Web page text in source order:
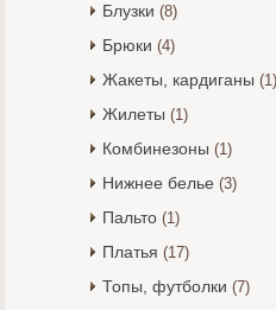
Блузки (8)
Брюки (4)
Жакеты, кардиганы (1)
Жилеты (1)
Комбинезоны (1)
Нижнее белье (3)
Пальто (1)
Платья (17)
Топы, футболки (7)